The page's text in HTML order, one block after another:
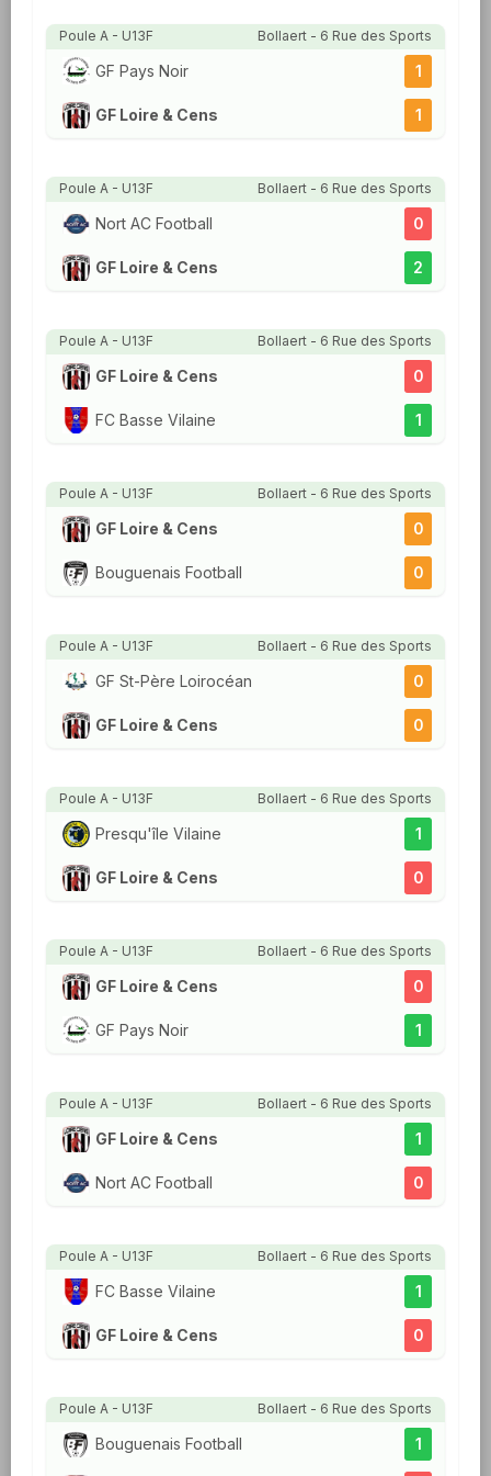
Poule A - U13F Bollaert - 6 Rue des Sports
GF Pays Noir 1
GF Loire & Cens 1
Poule A - U13F Bollaert - 6 Rue des Sports
Nort AC Football 0
GF Loire & Cens 2
Poule A - U13F Bollaert - 6 Rue des Sports
GF Loire & Cens 0
FC Basse Vilaine 1
Poule A - U13F Bollaert - 6 Rue des Sports
GF Loire & Cens 0
Bouguenais Football 0
Poule A - U13F Bollaert - 6 Rue des Sports
GF St-Père Loirocéan 0
GF Loire & Cens 0
Poule A - U13F Bollaert - 6 Rue des Sports
Presqu'île Vilaine 1
GF Loire & Cens 0
Poule A - U13F Bollaert - 6 Rue des Sports
GF Loire & Cens 0
GF Pays Noir 1
Poule A - U13F Bollaert - 6 Rue des Sports
GF Loire & Cens 1
Nort AC Football 0
Poule A - U13F Bollaert - 6 Rue des Sports
FC Basse Vilaine 1
GF Loire & Cens 0
Poule A - U13F Bollaert - 6 Rue des Sports
Bouguenais Football 1